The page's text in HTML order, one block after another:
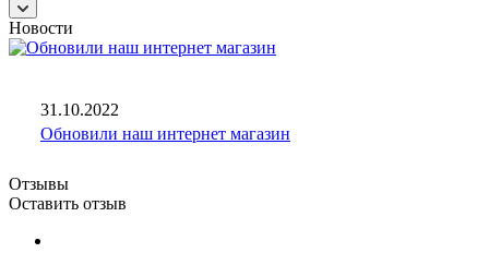
Новости
31.10.2022
Обновили наш интернет магазин
Отзывы
Оставить отзыв